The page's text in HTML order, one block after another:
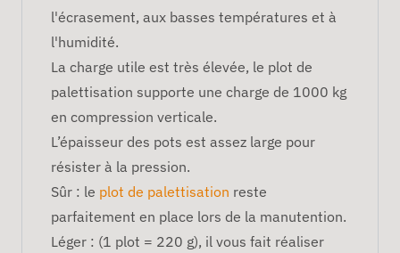
l'écrasement, aux basses températures et à
l'humidité.
La charge utile est très élevée, le plot de
palettisation supporte une charge de 1000 kg
en compression verticale.
L’épaisseur des pots est assez large pour
résister à la pression.
Sûr : le plot de palettisation reste
parfaitement en place lors de la manutention.
Léger : (1 plot = 220 g), il vous fait réaliser